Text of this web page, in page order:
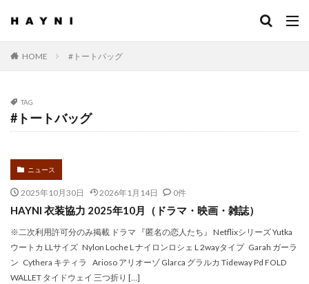
HOME #トートバッグ
TAG
#トートバッグ
ニュース
2025年10月30日 2026年1月14日 0件
HAYNI 衣装協力 2025年10月（ドラマ・映画・雑誌）
※二次利用許可分のみ掲載 ドラマ 『匿名の恋人たち』 Netflixシリーズ Yutka
ウートカ LLサイズ Nylon Loche L ナイロンロシェ L 2wayタイプ Garah ガーラ
ン Cythera キティラ Arioso アリオーゾ Glarca グラルカ Tideway Pd FOLD
WALLET タイドウェイ 三つ折り […]